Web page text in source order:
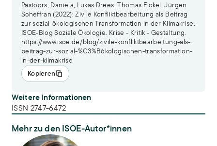
Pastoors, Daniela, Lukas Drees, Thomas Fickel, Jürgen
Scheffran (2022): Zivile Konfliktbearbeitung als Beitrag
zur sozial-ökologischen Transformation in der Klimakrise.
ISOE-Blog Soziale Ökologie. Krise - Kritik - Gestaltung.
https://www.isoe.de/blog/zivile-konfliktbearbeitung-als-
beitrag-zur-sozial-%C3%B6kologischen-transformation-
in-der-klimakrise
Kopieren
Weitere Informationen
ISSN 2747-6472
Mehr zu den ISOE-Autor*innen
Lukas Drees